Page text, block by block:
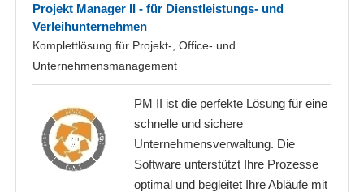
Projekt Manager II - für Dienstleistungs- und
Verleihunternehmen
Komplettlösung für Projekt-, Office- und
Unternehmensmanagement
PM II ist die perfekte Lösung für eine
schnelle und sichere
Unternehmensverwaltung. Die
Software unterstützt Ihre Prozesse
optimal und begleitet Ihre Abläufe mit